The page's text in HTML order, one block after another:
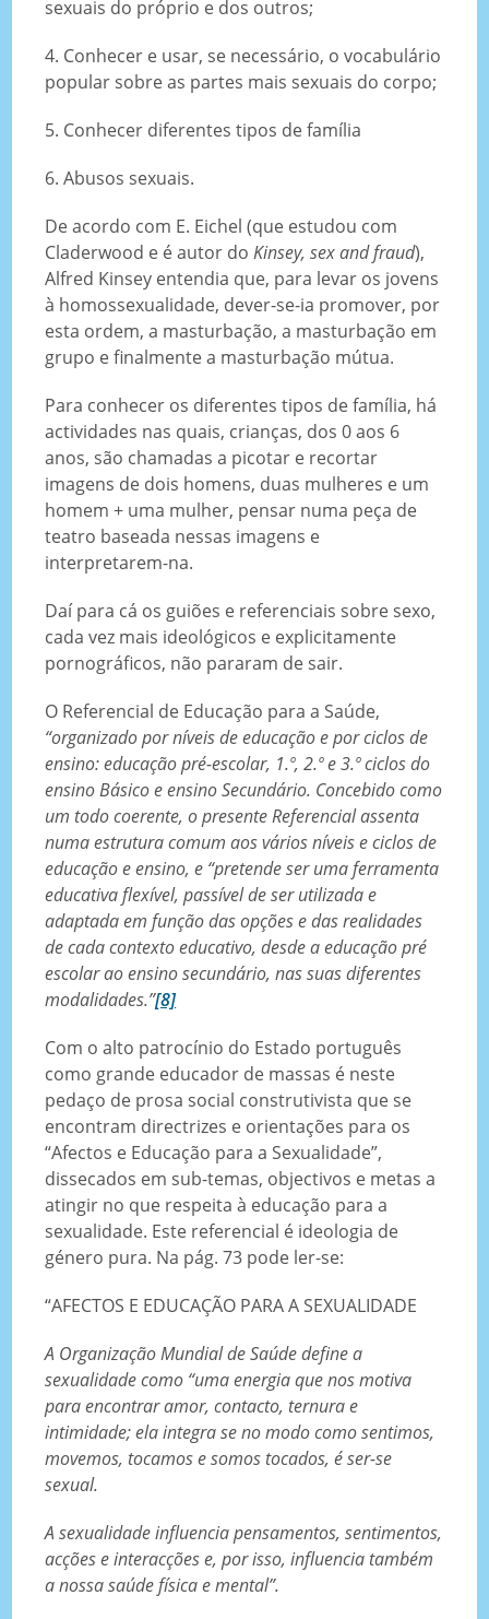
sexuais do próprio e dos outros;
4. Conhecer e usar, se necessário, o vocabulário
popular sobre as partes mais sexuais do corpo;
5. Conhecer diferentes tipos de família
6. Abusos sexuais.
De acordo com E. Eichel (que estudou com
Claderwood e é autor doKinsey, sex and fraud),
Alfred Kinsey entendia que, para levar os jovens
à homossexualidade, dever-se-ia promover, por
esta ordem, a masturbação, a masturbação em
grupo e finalmente a masturbação mútua.
Para conhecer os diferentes tipos de família, há
actividades nas quais, crianças, dos 0 aos 6
anos, são chamadas a picotar e recortar
imagens de dois homens, duas mulheres e um
homem + uma mulher, pensar numa peça de
teatro baseada nessas imagens e
interpretarem-na.
Daí para cá os guiões e referenciais sobre sexo,
cada vez mais ideológicos e explicitamente
pornográficos, não pararam de sair.
O Referencial de Educação para a Saúde,
“organizado por níveis de educação e por ciclos de
ensino: educação pré-escolar, 1.º, 2.º e 3.º ciclos do
ensino Básico e ensino Secundário. Concebido como
um todo coerente, o presente Referencial assenta
numa estrutura comum aos vários níveis e ciclos de
educação e ensino, e “pretende ser uma ferramenta
educativa flexível, passível de ser utilizada e
adaptada em função das opções e das realidades
de cada contexto educativo, desde a educação pré
escolar ao ensino secundário, nas suas diferentes
modalidades.”[8]
Com o alto patrocínio do Estado português
como grande educador de massas é neste
pedaço de prosa social construtivista que se
encontram directrizes e orientações para os
“Afectos e Educação para a Sexualidade”,
dissecados em sub-temas, objectivos e metas a
atingir no que respeita à educação para a
sexualidade. Este referencial é ideologia de
género pura. Na pág. 73 pode ler-se:
“AFECTOS E EDUCAÇÃO PARA A SEXUALIDADE
A Organização Mundial de Saúde define a
sexualidade como “uma energia que nos motiva
para encontrar amor, contacto, ternura e
intimidade; ela integra se no modo como sentimos,
movemos, tocamos e somos tocados, é ser-se
sexual.
A sexualidade influencia pensamentos, sentimentos,
acções e interacções e, por isso, influencia também
a nossa saúde física e mental”.